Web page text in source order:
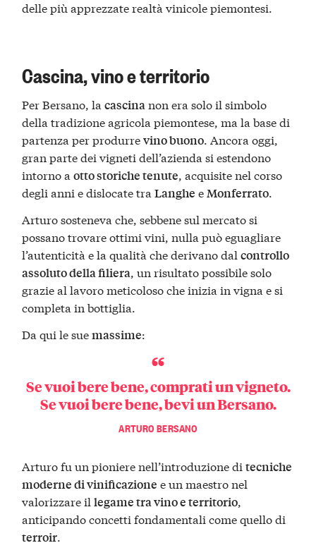
delle più apprezzate realtà vinicole piemontesi.
Cascina, vino e territorio
Per Bersano, lacascinanon era solo il simbolo
della tradizione agricola piemontese, ma la base di
partenza per produrrevino buono. Ancora oggi,
gran parte dei vigneti dell’azienda si estendono
intorno aotto storiche tenute, acquisite nel corso
degli anni e dislocate traLanghe eMonferrato.
Arturo sosteneva che, sebbene sul mercato si
possano trovare ottimi vini, nulla può eguagliare
l’autenticità e la qualità che derivano dalcontrollo
assoluto della filiera, un risultato possibile solo
grazie al lavoro meticoloso che inizia in vigna e si
completa in bottiglia.
Da qui le suemassime:
Se vuoi bere bene, comprati un vigneto.
Se vuoi bere bene, bevi un Bersano.
ARTURO BERSANO
Arturo fu un pioniere nell’introduzione ditecniche
moderne di vinificazione e un maestro nel
valorizzare illegame tra vino e territorio,
anticipando concetti fondamentali come quello di
terroir.